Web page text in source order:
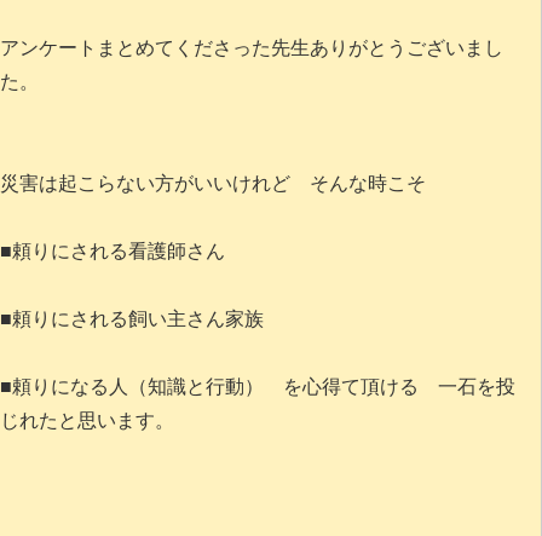
アンケートまとめてくださった先生ありがとうございまし
た。
災害は起こらない方がいいけれど そんな時こそ
■頼りにされる看護師さん
■頼りにされる飼い主さん家族
■頼りになる人（知識と行動） を心得て頂ける 一石を投
じれたと思います。